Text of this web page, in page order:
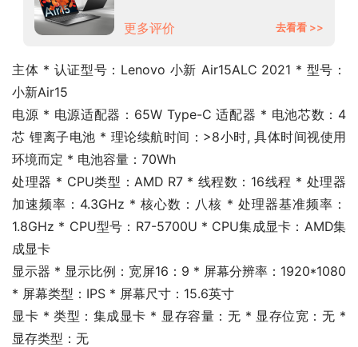
100%sRGB高色域 指纹识别
更多评价 去看看 >>
主体 * 认证型号：Lenovo 小新 Air15ALC 2021 * 型号：
小新Air15
电源 * 电源适配器：65W Type-C 适配器 * 电池芯数：4
芯 锂离子电池 * 理论续航时间：>8小时, 具体时间视使用
环境而定 * 电池容量：70Wh
处理器 * CPU类型：AMD R7 * 线程数：16线程 * 处理器
加速频率：4.3GHz * 核心数：八核 * 处理器基准频率：
1.8GHz * CPU型号：R7-5700U * CPU集成显卡：AMD集
成显卡
显示器 * 显示比例：宽屏16：9 * 屏幕分辨率：1920*1080
* 屏幕类型：IPS * 屏幕尺寸：15.6英寸
显卡 * 类型：集成显卡 * 显存容量：无 * 显存位宽：无 *
显存类型：无